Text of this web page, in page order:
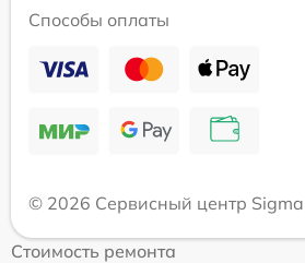
Способы оплаты
© 2026 Сервисный центр Sigma
Стоимость ремонта